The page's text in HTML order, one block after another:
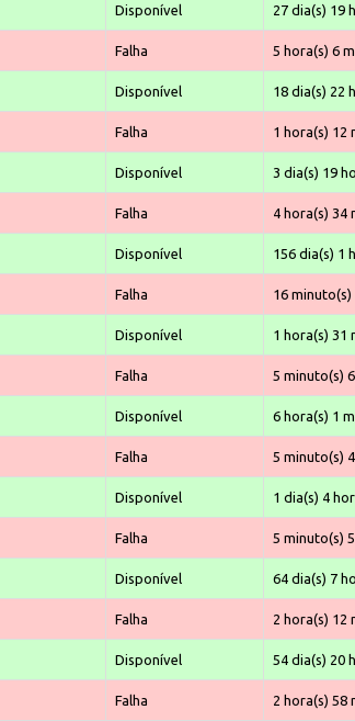
Disponível 27 dia(s) 19
Falha 5 hora(s) 6
Disponível 18 dia(s) 22
Falha 1 hora(s) 12
Disponível 3 dia(s) 19
Falha 4 hora(s) 34
Disponível 156 dia(s) 1
Falha 16
Disponível 1 hora(s) 31
Falha 5 minuto(s)
Disponível 6 hora(s) 1
Falha 5 minuto(s)
Disponível 1 dia(s) 4
Falha 5 minuto(s)
Disponível 64 dia(s) 7
Falha 2 hora(s) 12
Disponível 54 dia(s) 20
Falha 2 hora(s) 58